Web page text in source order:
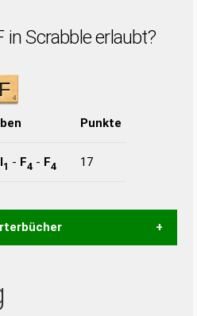
Scrabble erlaubt?
Punkte
I1 - F4 - F4 17
gute Anhaltspunkte zu
und Wortform, um die